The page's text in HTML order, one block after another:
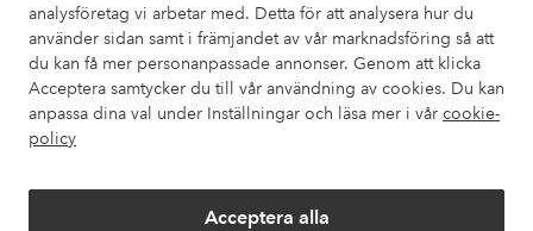
analysföretag vi arbetar med. Detta för att analysera hur du
använder sidan samt i främjandet av vår marknadsföring så att
du kan få mer personanpassade annonser. Genom att klicka
Acceptera samtycker du till vår användning av cookies. Du kan
anpassa dina val under Inställningar och läsa mer i vår cookie-
policy
Acceptera alla
Mina sidor
Om Ellos